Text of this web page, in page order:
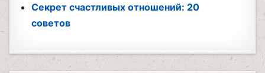
Секрет счастливых отношений: 20
советов